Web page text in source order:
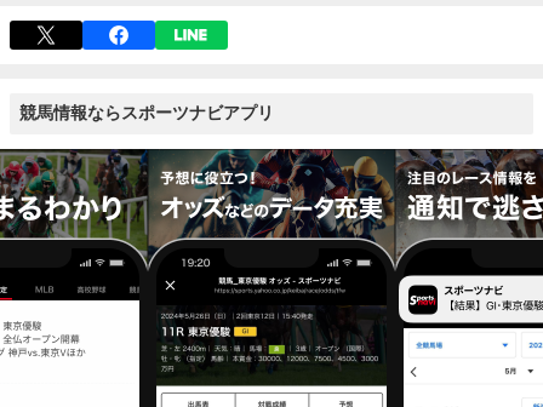
競馬情報ならスポーツナビアプリ